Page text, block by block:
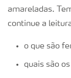
amareladas.
continue a
o que são
quais são